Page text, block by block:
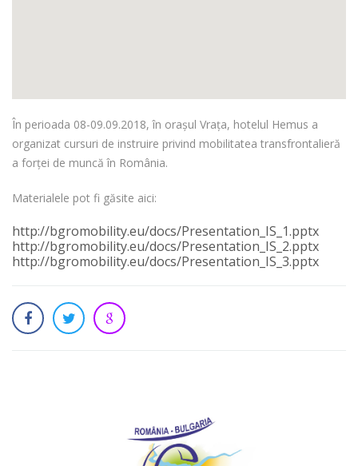
În perioada 08-09.09.2018, în orașul Vrața, hotelul Hemus a
organizat cursuri de instruire privind mobilitatea transfrontalieră
a forței de muncă în România.
Materialele pot fi găsite aici:
http://bgromobility.eu/docs/Presentation_IS_1.pptx
http://bgromobility.eu/docs/Presentation_IS_2.pptx
http://bgromobility.eu/docs/Presentation_IS_3.pptx